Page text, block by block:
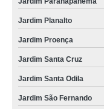
Jardim Planalto
Jardim Proença
Jardim Santa Cruz
Jardim Santa Odila
Jardim São Fernando